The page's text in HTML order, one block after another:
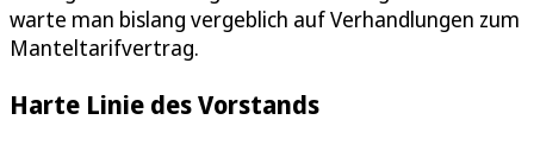
warte man bislang vergeblich auf Verhandlungen zum
Manteltarifvertrag.
Harte Linie des Vorstands